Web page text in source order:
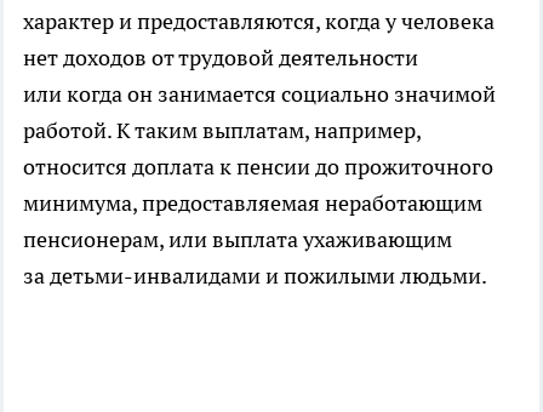
характер и предоставляются, когда у человека
нет доходов от трудовой деятельности
или когда он занимается социально значимой
работой. К таким выплатам, например,
относится доплата к пенсии до прожиточного
минимума, предоставляемая неработающим
пенсионерам, или выплата ухаживающим
за детьми-инвалидами и пожилыми людьми.